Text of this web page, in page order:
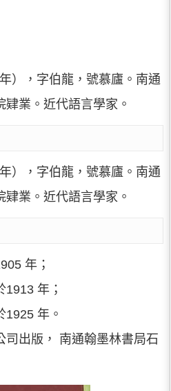
），字伯龍，號慕廬。南通
業。近代語言學家。
），字伯龍，號慕廬。南通
業。近代語言學家。
年；
1913 年；
1925 年。
司出版， 南通翰墨林書局石